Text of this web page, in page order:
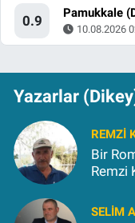
0.9 Pamukkale
10.08.2026
Yazarlar
REMZI
Bir
Remzi
SELIM